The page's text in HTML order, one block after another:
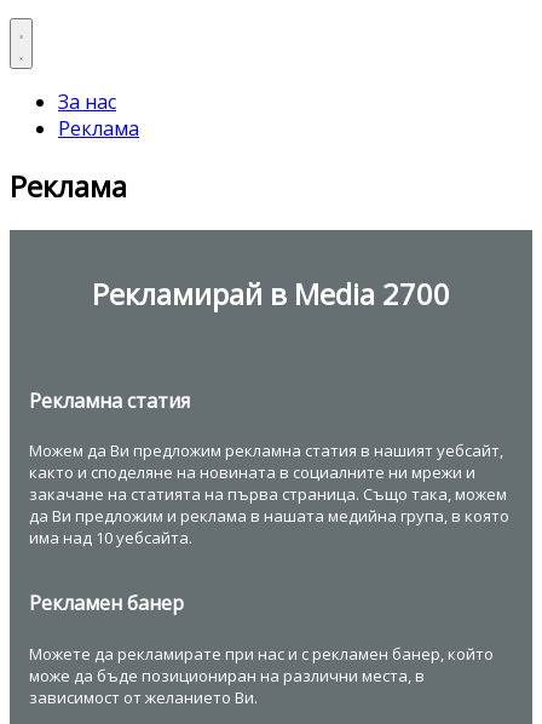
За нас
Реклама
Реклама
Рекламирай в Media 2700
Рекламна статия
Можем да Ви предложим рекламна статия в нашият уебсайт,
както и споделяне на новината в социалните ни мрежи и
закачане на статията на първа страница. Също така, можем
да Ви предложим и реклама в нашата медийна група, в която
има над 10 уебсайта.
Рекламен банер
Можете да рекламирате при нас и с рекламен банер, който
може да бъде позициониран на различни места, в
зависимост от желанието Ви.